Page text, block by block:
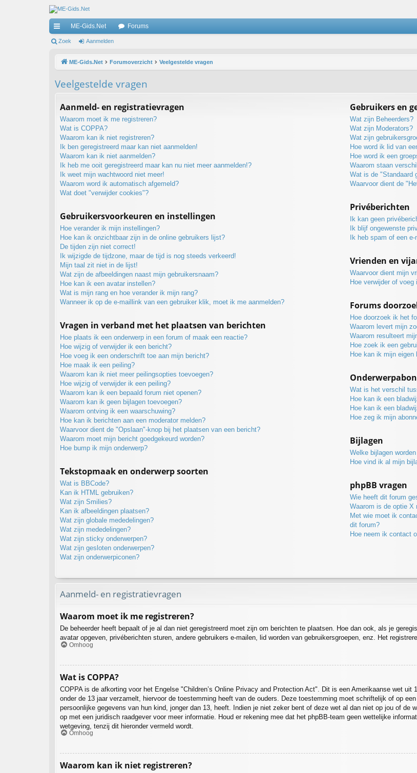
ne
ks
ME-Gids.Net Forums
Zoek Aanmelden
ME-Gids.Net Forumoverzicht Veelgestelde vragen
Veelgestelde vragen
Aanmeld- en registratievragen
Waarom moet ik me registreren?
Wat is COPPA?
Waarom kan ik niet registreren?
Ik ben geregistreerd maar kan niet aanmelden!
Waarom kan ik niet aanmelden?
Ik heb me ooit geregistreerd maar kan nu niet meer aanmelden!?
Ik weet mijn wachtwoord niet meer!
Waarom word ik automatisch afgemeld?
Wat doet "verwijder cookies"?
Gebruikersvoorkeuren en instellingen
Hoe verander ik mijn instellingen?
Hoe kan ik onzichtbaar zijn in de online gebruikers lijst?
De tijden zijn niet correct!
Ik wijzigde de tijdzone, maar de tijd is nog steeds verkeerd!
Mijn taal zit niet in de lijst!
Wat zijn de afbeeldingen naast mijn gebruikersnaam?
Hoe kan ik een avatar instellen?
Wat is mijn rang en hoe verander ik mijn rang?
Wanneer ik op de e-maillink van een gebruiker klik, moet ik me aanmelden?
Vragen in verband met het plaatsen van berichten
Hoe plaats ik een onderwerp in een forum of maak een reactie?
Hoe wijzig of verwijder ik een bericht?
Hoe voeg ik een onderschrift toe aan mijn bericht?
Hoe maak ik een peiling?
Waarom kan ik niet meer peilingsopties toevoegen?
Hoe wijzig of verwijder ik een peiling?
Waarom kan ik een bepaald forum niet openen?
Waarom kan ik geen bijlagen toevoegen?
Waarom ontving ik een waarschuwing?
Hoe kan ik berichten aan een moderator melden?
Waarvoor dient de "Opslaan"-knop bij het plaatsen van een bericht?
Waarom moet mijn bericht goedgekeurd worden?
Hoe bump ik mijn onderwerp?
Tekstopmaak en onderwerp soorten
Wat is BBCode?
Kan ik HTML gebruiken?
Wat zijn Smilies?
Kan ik afbeeldingen plaatsen?
Wat zijn globale mededelingen?
Wat zijn mededelingen?
Wat zijn sticky onderwerpen?
Wat zijn gesloten onderwerpen?
Wat zijn onderwerpiconen?
Gebruikers en
Wat zijn Beheerders?
Wat zijn Moderators?
Wat zijn
Hoe word ik lid van
Hoe word ik een
Waarom staan
Wat is de "Standaard
Waarvoor dient de
Privéberichten
Ik kan geen
Ik blijf ongewenste
Ik heb spam of een
Vrienden en
Waarvoor dient mijn
Hoe verwijder of
Forums
Hoe doorzoek ik het
Waarom levert mijn
Waarom resulteert
Hoe zoek ik een
Hoe kan ik mijn eigen
Wat is het verschil
Hoe kan ik een
Hoe kan ik een
Hoe zeg ik mijn
Bijlagen
Welke bijlagen
Hoe vind ik al mijn
phpBB vragen
Wie heeft dit forum
Waarom is de optie X
Met wie moet ik
dit forum?
Hoe neem ik contact
Aanmeld- en registratievragen
Waarom moet ik me registreren?
De beheerder heeft bepaalt of je al dan niet geregistreerd moet zijn om berichten te plaatsen. Hoe dan ook, als je
avatar opgeven, privéberichten sturen, andere gebruikers e-mailen, lid worden van gebruikersgroepen, enz. Het
Omhoog
Wat is COPPA?
COPPA is de afkorting voor het Engelse "Children’s Online Privacy and Protection Act". Dit is een Amerikaanse wet
onder de 13 jaar verzamelt, hiervoor de toestemming heeft van de ouders. Deze toestemming moet schriftelijk of op
persoonlijke gegevens van hun kind, jonger dan 13, heeft. Indien je niet zeker bent of deze wet al dan niet op jou of de
op met een juridisch raadgever voor meer informatie. Houd er rekening mee dat het phpBB-team geen wettelijke
wetgeving, tenzij dit hieronder vermeld wordt.
Omhoog
Waarom kan ik niet registreren?